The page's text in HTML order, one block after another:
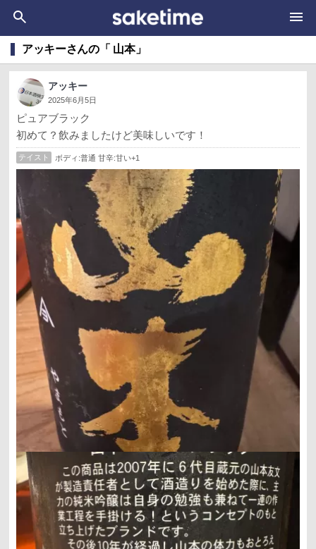
アッキーさんの「 山本」
アッキー
2025年6月5日
ピュアブラック
初めて？飲みましたけど美味しいです！
テイスト ボディ:普通 甘辛:甘い+1